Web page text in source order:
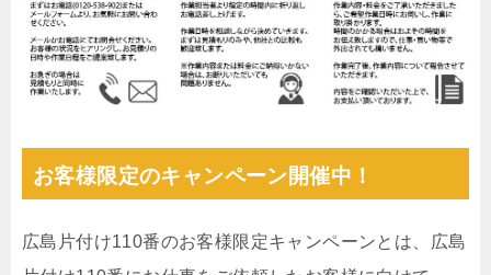
お客様限定のキャンペーン開催中！
広島片付け110番のお客様限定キャンペーンとは、広島